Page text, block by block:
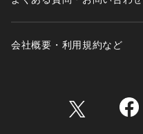
会社概要・利用規約など